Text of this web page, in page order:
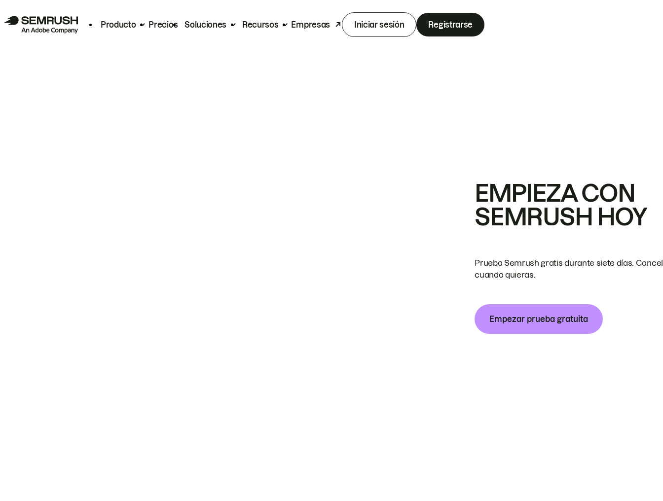
Producto Precios Soluciones Recursos Empresas Iniciar sesión Registrarse
EMPIEZA CON
SEMRUSH HOY
Prueba Semrush gratis durante siete días.
cuando quieras.
Empezar prueba gratuita